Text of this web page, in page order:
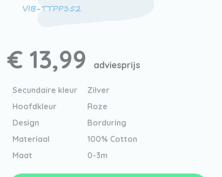
VIB-TTPP352
€ 13,99 adviesprijs
Secundaire kleur
Zilver
Hoofdkleur
Roze
Design
Borduring
Materiaal
100% Cotton
Maat
0-3m